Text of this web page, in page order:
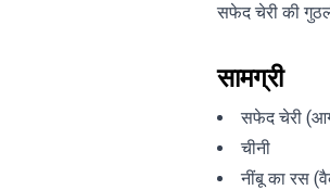
सफेद चेरी की
सामग्री
सफेद चेरी
चीनी
नींबू का रस